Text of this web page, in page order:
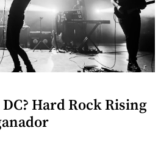
Hard Rock Rising